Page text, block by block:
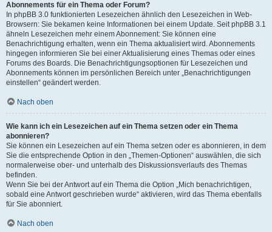
Abonnements für ein Thema oder Forum?
In phpBB 3.0 funktionierten Lesezeichen ähnlich den Lesezeichen in Web-
Browsern: Sie bekamen keine Informationen bei einem Update. Seit phpBB 3.1
ähneln Lesezeichen mehr einem Abonnement: Sie können eine
Benachrichtigung erhalten, wenn ein Thema aktualisiert wird. Abonnements
hingegen informieren Sie bei einer Aktualisierung eines Themas oder eines
Forums des Boards. Die Benachrichtigungsoptionen für Lesezeichen und
Abonnements können im persönlichen Bereich unter „Benachrichtigungen
einstellen“ geändert werden.
Nach oben
Wie kann ich ein Lesezeichen auf ein Thema setzen oder ein Thema
abonnieren?
Sie können ein Lesezeichen auf ein Thema setzen oder es abonnieren, in dem
Sie die entsprechende Option in den „Themen-Optionen“ auswählen, die sich
normalerweise ober- und unterhalb des Diskussionsverlaufs des Themas
befinden.
Wenn Sie bei der Antwort auf ein Thema die Option „Mich benachrichtigen,
sobald eine Antwort geschrieben wurde“ aktivieren, wird das Thema ebenfalls
für Sie abonniert.
Nach oben